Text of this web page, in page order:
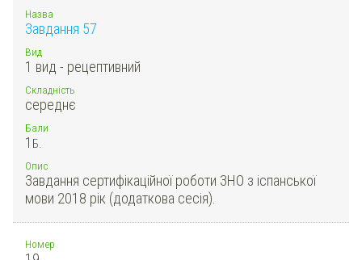
Назва
Завдання 57
Вид
1 вид - рецептивний
Складність
середнє
Бали
1 Б.
Опис
Завдання сертифікаційної роботи ЗНО з іспанської
мови 2018 рік (додаткова сесія).
Номер